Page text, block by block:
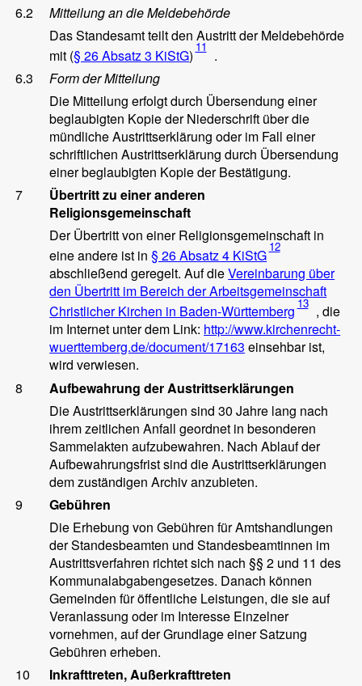
6.2
Mitteilung an die Meldebehörde
Das Standesamt teilt den Austritt der Meldebehörde
mit (§ 26 Absatz 3 KiStG) 11
.
6.3
Form der Mitteilung
Die Mitteilung erfolgt durch Übersendung einer
beglaubigten Kopie der Niederschrift über die
mündliche Austrittserklärung oder im Fall einer
schriftlichen Austrittserklärung durch Übersendung
einer beglaubigten Kopie der Bestätigung.
7
Übertritt zu einer anderen
Religionsgemeinschaft
Der Übertritt von einer Religionsgemeinschaft in
eine andere ist in§ 26 Absatz4 KiStG 12
abschließend geregelt. Auf dieVereinbarung über
den Übertritt im Bereich der Arbeitsgemeinschaft
Christlicher Kirchen in Baden-Württemberg13 , die
im Internet unter dem Link: http://www.kirchenrecht-
wuerttemberg.de/document/17163 einsehbar ist,
wird verwiesen.
8
Aufbewahrung der Austrittserklärungen
Die Austrittserklärungen sind 30 Jahre lang nach
ihrem zeitlichen Anfall geordnet in besonderen
Sammelakten aufzubewahren. Nach Ablauf der
Aufbewahrungsfrist sind die Austrittserklärungen
dem zuständigen Archiv anzubieten.
9
Gebühren
Die Erhebung von Gebühren für Amtshandlungen
der Standesbeamten und Standesbeamtinnen im
Austrittsverfahren richtet sich nach §§ 2 und 11 des
Kommunalabgabengesetzes. Danach können
Gemeinden für öffentliche Leistungen, die sie auf
Veranlassung oder im Interesse Einzelner
vornehmen, auf der Grundlage einer Satzung
Gebühren erheben.
10
Inkrafttreten, Außerkrafttreten